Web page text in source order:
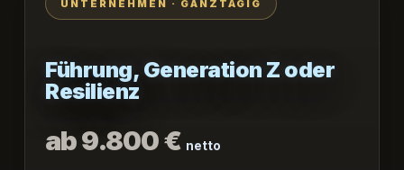
UNTERNEHMEN · GANZTÄGIG
Führung, Generation Z oder
Resilienz
ab 9.800 € netto